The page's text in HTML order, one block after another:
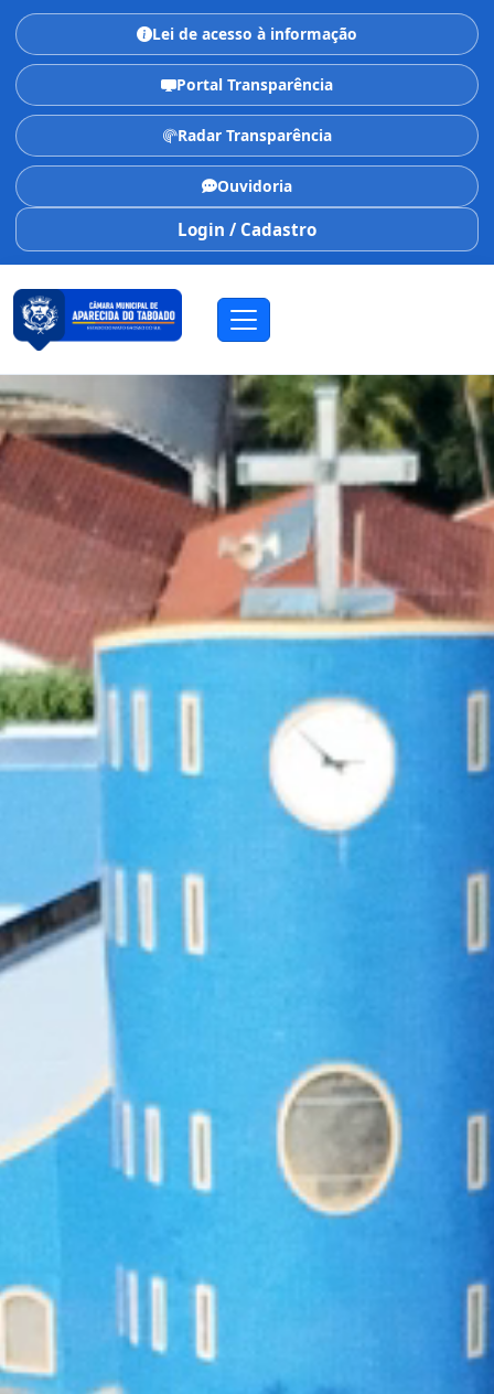
Lei de acesso à informação
Portal Transparência
Radar Transparência
Ouvidoria
Login / Cadastro
CÂMARA MUNICIPAL
Aparecida do Taboado